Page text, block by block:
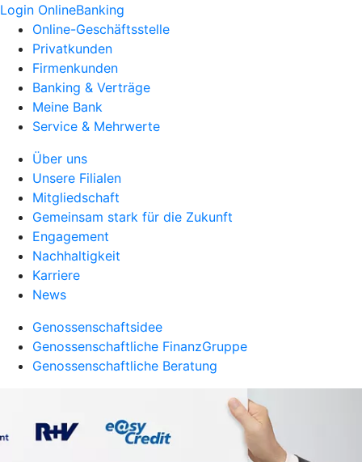
Login OnlineBanking
Online-Geschäftsstelle
Privatkunden
Firmenkunden
Banking & Verträge
Meine Bank
Service & Mehrwerte
Über uns
Unsere Filialen
Mitgliedschaft
Gemeinsam stark für die Zukunft
Engagement
Nachhaltigkeit
Karriere
News
Genossenschaftsidee
Genossenschaftliche FinanzGruppe
Genossenschaftliche Beratung